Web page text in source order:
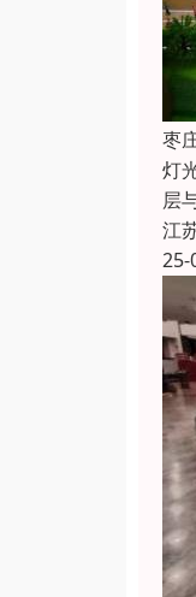
枣
灯
层
江
25-